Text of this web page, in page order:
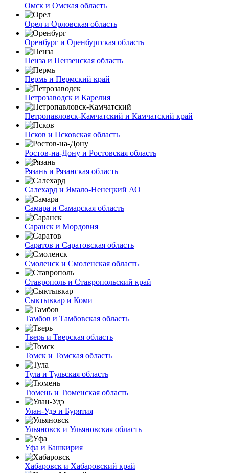
Омск и Омская область
Орел и Орловская область
Оренбург и Оренбургская область
Пенза и Пензенская область
Пермь и Пермский край
Петрозаводск и Карелия
Петропавловск-Камчатский и Камчатский край
Псков и Псковская область
Ростов-на-Дону и Ростовская область
Рязань и Рязанская область
Салехард и Ямало-Ненецкий АО
Самара и Самарская область
Саранск и Мордовия
Саратов и Саратовская область
Смоленск и Смоленская область
Ставрополь и Ставропольский край
Сыктывкар и Коми
Тамбов и Тамбовская область
Тверь и Тверская область
Томск и Томская область
Тула и Тульская область
Тюмень и Тюменская область
Улан-Удэ и Бурятия
Ульяновск и Ульяновская область
Уфа и Башкирия
Хабаровск и Хабаровский край